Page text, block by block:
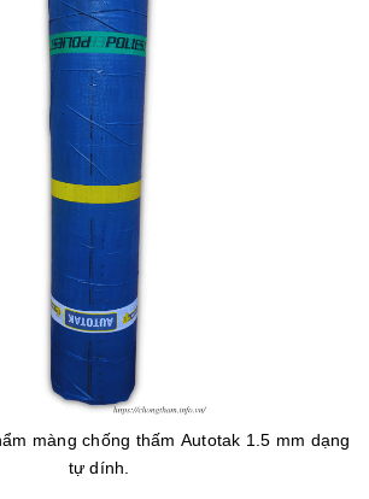
màng chống thấm Autotak 1.5 mm dạng
tự dính.